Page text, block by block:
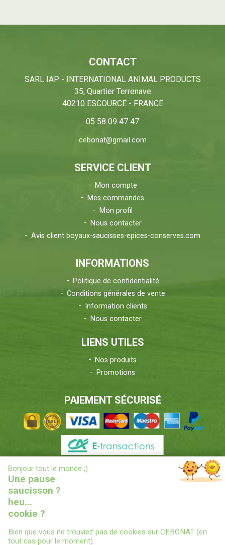
CONTACT
SARL IAP - INTERNATIONAL ANIMAL PRODUCTS
35, Quartier Terrenave
40210 ESCOURCE - FRANCE
05 58 09 47 47
cebonat@gmail.com
SERVICE CLIENT
Mon compte
Mes commandes
Mon profil
Nous contacter
Avis client boyaux-saucisses-epices-conserves.com
INFORMATIONS
Politique de confidentialité
Conditions générales de vente
Information clients
Nous contacter
LIENS UTILES
Nos produits
Promotions
PAIEMENT SÉCURISÉ
INFORMATIONS LIVRAISONS
X
Bonjour tout le monde ;)
Une pause
saucisson ?
heu...
cookie ?
Bien que vous ne trouviez pas de cookies sur CEBONAT (en
tout cas pour le moment).